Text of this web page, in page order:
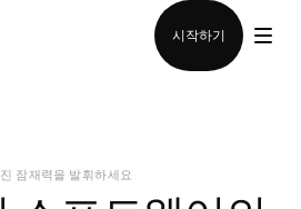
시작하기
잠재력을 발휘하세요